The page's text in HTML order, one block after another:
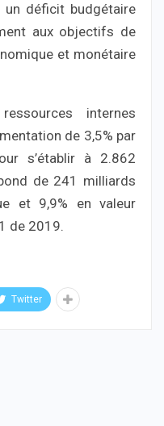
un déficit budgétaire
aux objectifs de
et monétaire
internes
de 3,5% par
s’établir à 2.862
de 241 milliards
et 9,9% en valeur
de 2019.
Twitter